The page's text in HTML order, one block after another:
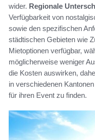
wider. Regionale
Verfügbarkeit von
sowie den spezifischen
städtischen Gebieten wie
Mietoptionen verfügbar,
möglicherweise weniger
die Kosten auswirken,
in verschiedenen
für ihren Event zu finden.